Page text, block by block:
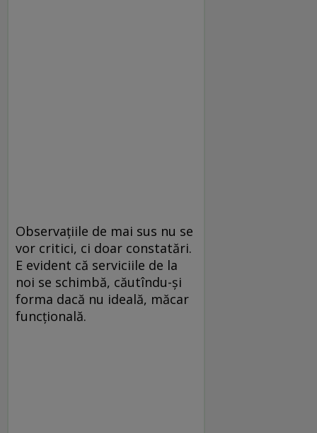
Observaţiile de mai sus nu se
vor critici, ci doar constatări.
E evident că serviciile de la
noi se schimbă, căutîndu-şi
forma dacă nu ideală, măcar
funcţională.